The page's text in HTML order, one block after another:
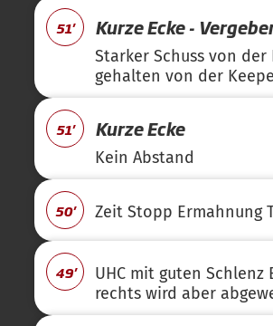
51' Kurze Ecke -
Starker Schuss von der
gehalten von der
51' Kurze Ecke
Kein Abstand
50' Zeit Stopp Ermahnung
49'
UHC mit guten Schlenz
rechts wird aber